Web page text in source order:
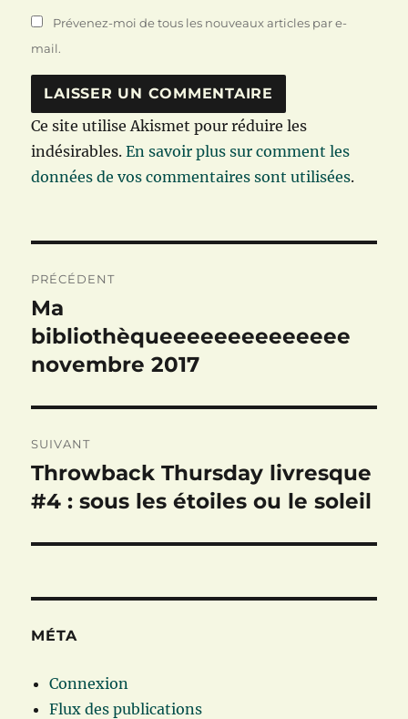
Prévenez-moi de tous les nouveaux articles par e-
mail.
Ce site utilise Akismet pour réduire les
indésirables.En savoir plus sur comment les
données de vos commentaires sont utilisées.
de
l’article
PRÉCÉDENT
Publication
précédente :
Ma
bibliothèqueeeeeeeeeeeeee
novembre 2017
SUIVANT
Publication
suivante :
Throwback Thursday livresque
#4 : sous les étoiles ou le soleil
MÉTA
Connexion
Flux des publications